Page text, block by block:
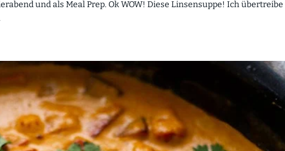
und als Meal Prep. Ok WOW! Diese Linsensuppe! Ich übertreibe